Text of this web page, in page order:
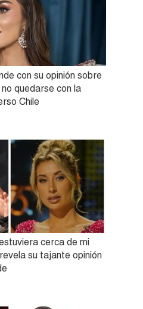
con su opinión sobre
quedarse con la
Chile
cerca de mi
su tajante opinión